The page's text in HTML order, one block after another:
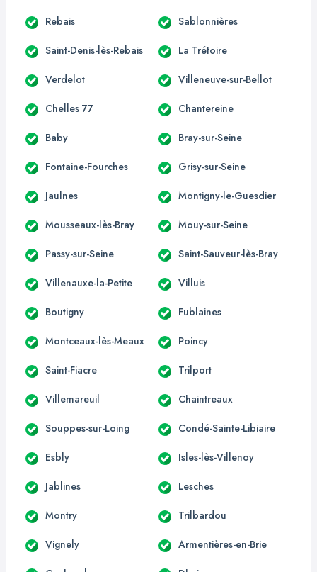
Rebais Sablonnières
Saint-Denis-lès-Rebais La Trétoire
Verdelot Villeneuve-sur-Bellot
Chelles 77 Chantereine
Baby Bray-sur-Seine
Fontaine-Fourches Grisy-sur-Seine
Jaulnes Montigny-le-Guesdier
Mousseaux-lès-Bray Mouy-sur-Seine
Passy-sur-Seine Saint-Sauveur-lès-Bray
Villenauxe-la-Petite Villuis
Boutigny Fublaines
Montceaux-lès-Meaux Poincy
Saint-Fiacre Trilport
Villemareuil Chaintreaux
Souppes-sur-Loing Condé-Sainte-Libiaire
Esbly Isles-lès-Villenoy
Jablines Lesches
Montry Trilbardou
Vignely Armentières-en-Brie